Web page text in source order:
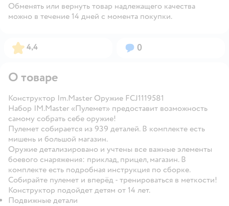
Обменять или вернуть товар надлежащего качества
можно в течение 14 дней с момента покупки.
Рейтинг:
4,4 Вопросов:
0
О товаре
Конструктор Im.Master Оружие FCJ1119581
Набор IM.Master «Пулемет» предоставит возможность
самому собрать себе оружие!
Пулемет собирается из 939 деталей. В комплекте есть
мишень и большой магазин.
Оружие детализировано и учтены все важные элементы
боевого снаряжения: приклад, прицел, магазин. В
комплекте есть подробная инструкция по сборке.
Собирайте пулемет и вперёд - тренироваться в меткости!
Конструктор подойдет детям от 14 лет.
Подвижные детали